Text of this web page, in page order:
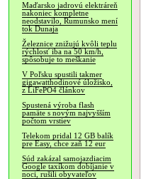
Maďarsko jadrovú elektráreň
nakoniec kompletne
neodstavilo, Rumunsko mení
tok Dunaja
Železnice znižujú kvôli teplu
rýchlosť iba na 50 km/h,
spôsobuje to meškanie
V Poľsku spustili takmer
gigawatthodinové úložisko,
z LiFePO4 článkov
Spustená výroba flash
pamäte s novým najvyšším
počtom vrstiev
Telekom pridal 12 GB balík
pre Easy, chce zaň 12 eur
Súd zakázal samojazdiacim
Google taxíkom dobíjanie v
noci, rušili obyvateľov